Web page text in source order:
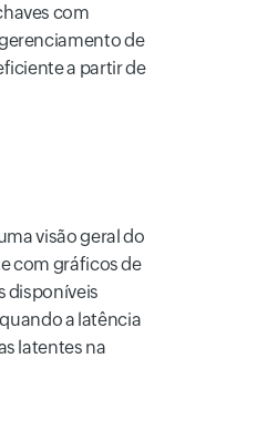
com
de
a partir de
visão geral do
com gráficos de
disponíveis
a latência
latentes na